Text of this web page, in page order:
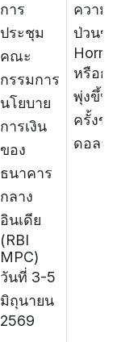
การ
ประชุม
คณะ
กรรมการ
นโยบาย
การเงิน
ของ
ธนาคาร
กลาง
อินเดีย
(RBI
MPC)
วันที่ 3-5
มิถุนายน
2569
ความ
ป่วนข
หรือก
พุ่งขึ้น
ครั้งข
ดอลล